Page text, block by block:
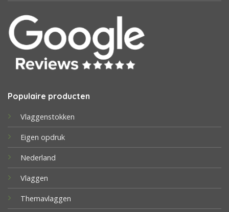
Populaire producten
Vlaggenstokken
Eigen opdruk
Nederland
Vlaggen
Themavlaggen